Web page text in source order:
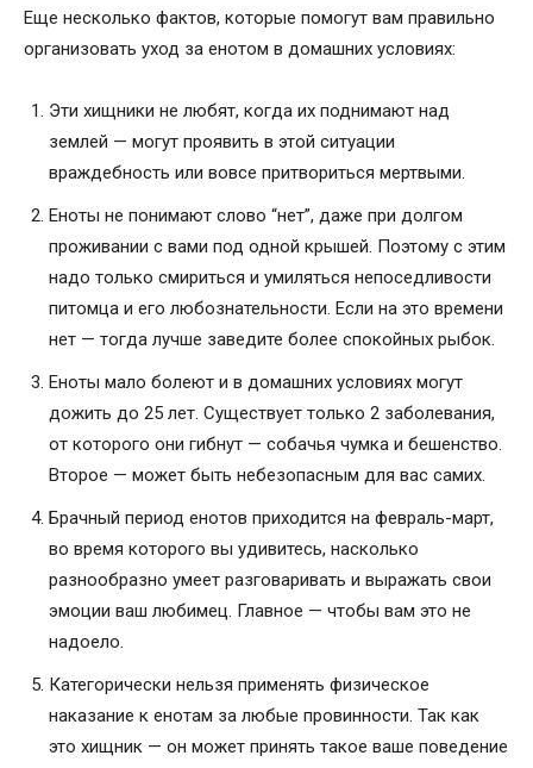
Еще несколько фактов, которые помогут вам правильно
организовать уход за енотом в домашних условиях:
Эти хищники не любят, когда их поднимают над
землей — могут проявить в этой ситуации
враждебность или вовсе притвориться мертвыми.
Еноты не понимают слово “нет”, даже при долгом
проживании с вами под одной крышей. Поэтому с этим
надо только смириться и умиляться непоседливости
питомца и его любознательности. Если на это времени
нет — тогда лучше заведите более спокойных рыбок.
Еноты мало болеют и в домашних условиях могут
дожить до 25 лет. Существует только 2 заболевания,
от которого они гибнут — собачья чумка и бешенство.
Второе — может быть небезопасным для вас самих.
Брачный период енотов приходится на февраль-март,
во время которого вы удивитесь, насколько
разнообразно умеет разговаривать и выражать свои
эмоции ваш любимец. Главное — чтобы вам это не
надоело.
Категорически нельзя применять физическое
наказание к енотам за любые провинности. Так как
это хищник — он может принять такое ваше поведение